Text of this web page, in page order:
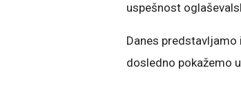
uspešnost
Danes
dosledno pokažemo